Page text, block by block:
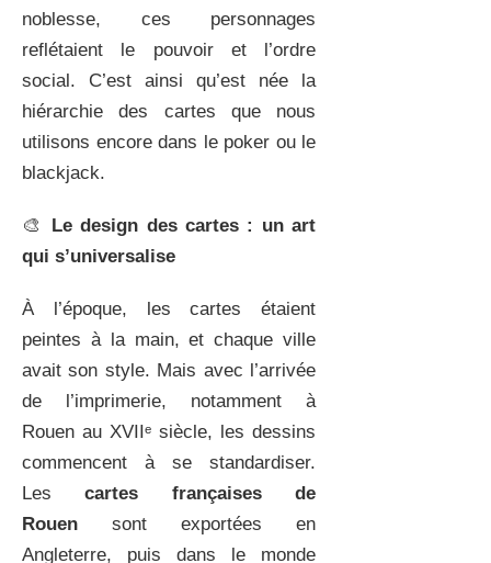
noblesse, ces personnages
reflétaient le pouvoir et l’ordre
social. C’est ainsi qu’est née la
hiérarchie des cartes que nous
utilisons encore dans le poker ou le
blackjack.
🎨 Le design des cartes : un art
qui s’universalise
À l’époque, les cartes étaient
peintes à la main, et chaque ville
avait son style. Mais avec l’arrivée
de l’imprimerie, notamment à
Rouen au XVIIᵉ siècle, les dessins
commencent à se standardiser.
Lescartes françaises de
Rouen sont exportées en
Angleterre, puis dans le monde